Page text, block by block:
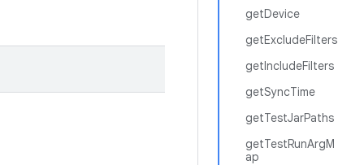
getDevice
getExcludeFilters
getIncludeFilters
getSyncTime
getTestJarPaths
getTestRunArgM
ap